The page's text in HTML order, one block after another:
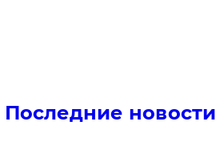
Последние новости